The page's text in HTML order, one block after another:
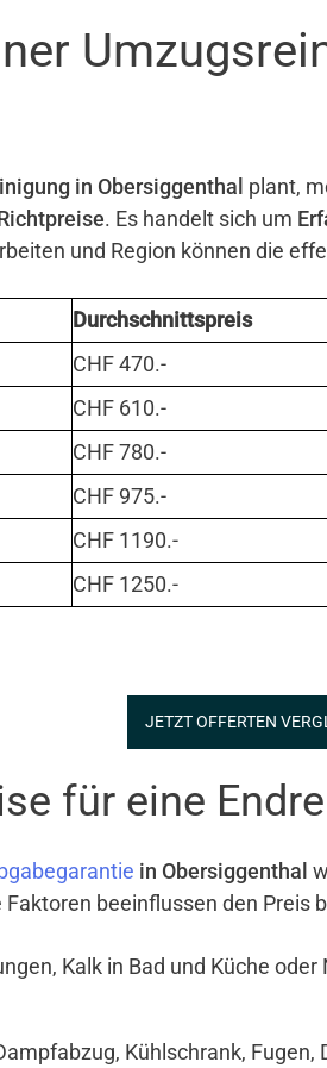
in Obersiggenthal plant,
. Es handelt sich um
und Region können die
Durchschnittspreis
CHF 470.-
CHF 610.-
CHF 780.-
CHF 975.-
CHF 1190.-
CHF 1250.-
JETZT OFFERTEN
für eine
in Obersiggenthal
beeinflussen den Preis
Kalk in Bad und Küche
Kühlschrank,